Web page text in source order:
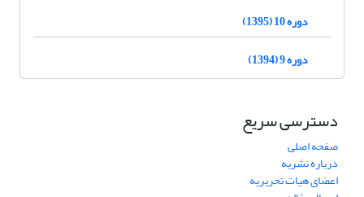
دوره 10 (1395)
دوره 9 (1394)
دسترسی سریع
صفحه اصلی
درباره نشریه
اعضای هیات تحریریه